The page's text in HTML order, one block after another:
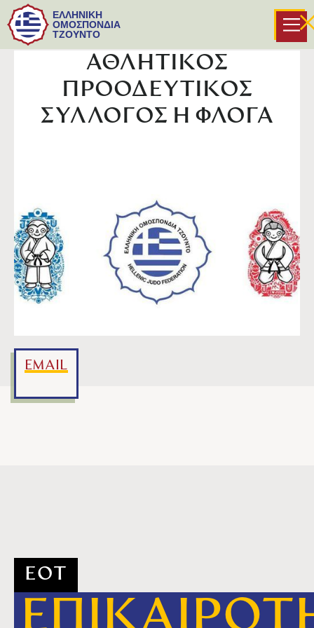
ΕΛΛΗΝΙΚΗ
ΟΜΟΣΠΟΝΔΙΑ
ΤΖΟΥΝΤΟ
ΑΘΛΗΤΙΚΟΣ
ΠΡΟΟΔΕΥΤΙΚΟΣ
ΣΥΛΛΟΓΟΣ Η ΦΛΟΓΑ
EMAIL
ΕΟΤ